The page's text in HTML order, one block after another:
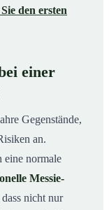
den ersten
einer
Gegenstände,
an.
eine normale
Messie-
nicht nur